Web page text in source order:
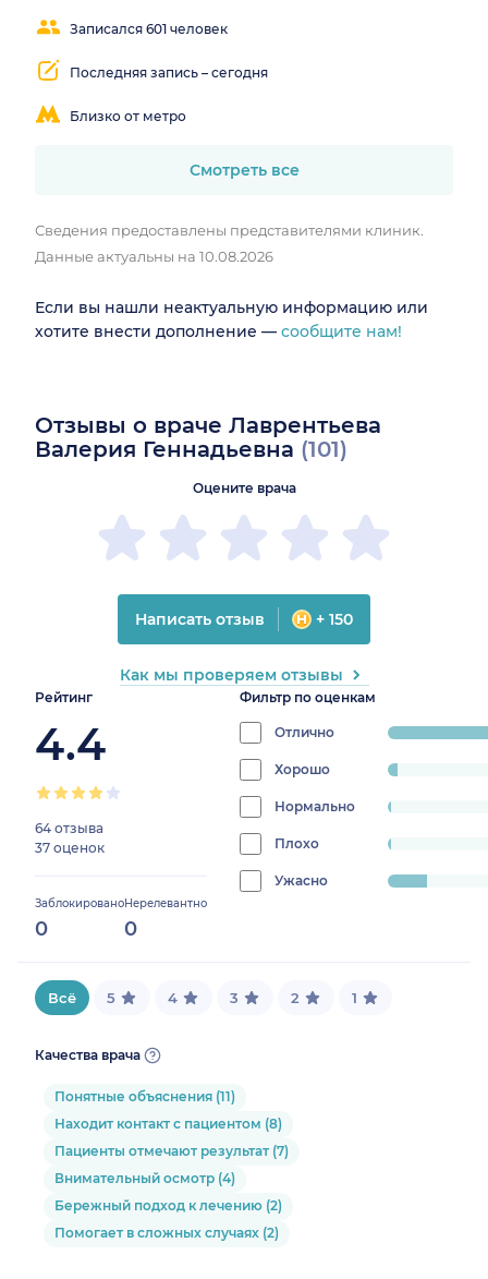
Записался 601 человек
Последняя запись – сегодня
Близко от метро
Смотреть все
Сведения предоставлены представителями клиник.
Данные актуальны на 10.08.2026
Если вы нашли неактуальную информацию или
хотите внести дополнение — сообщите нам!
Отзывы о враче Лаврентьева
Валерия Геннадьевна (101)
Рейтинг
4.4
64 отзыва
37 оценок
Заблокировано
0
Нерелевантно
0
Фильтр по оценкам
Отличноprogress:
Хорошо
2.9702970297029703%
Нормально
0.9900990099009901%
Плохо
progress:
0.9900990099009901%
Ужасно
11.881188118811881%
Оцените врача
Написать отзыв + 150
Как мы проверяем отзывы
Всё 5 4 3 2 1
Качества врача
Понятные объяснения (11)
Находит контакт с пациентом (8)
Пациенты отмечают результат (7)
Внимательный осмотр (4)
Бережный подход к лечению (2)
Помогает в сложных случаях (2)